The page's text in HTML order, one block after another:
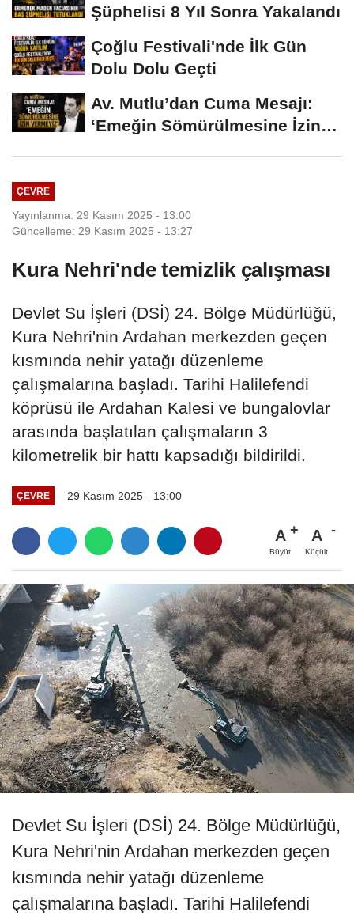
Şüphelisi 8 Yıl Sonra Yakalandı
Çoğlu Festivali'nde İlk Gün
Dolu Dolu Geçti
Av. Mutlu’dan Cuma Mesajı:
‘Emeğin Sömürülmesine İzin
ÇEVRE
Yayınlanma: 29 Kasım 2025 - 13:00
Güncelleme: 29 Kasım 2025 - 13:27
Kura Nehri'nde temizlik çalışması
Devlet Su İşleri (DSİ) 24. Bölge Müdürlüğü,
Kura Nehri'nin Ardahan merkezden geçen
kısmında nehir yatağı düzenleme
çalışmalarına başladı. Tarihi Halilefendi
köprüsü ile Ardahan Kalesi ve bungalovlar
arasında başlatılan çalışmaların 3
kilometrelik bir hattı kapsadığı bildirildi.
ÇEVRE 29 Kasım 2025 - 13:00
A
Büyüt
A
Küçült
Devlet Su İşleri (DSİ) 24. Bölge Müdürlüğü,
Kura Nehri'nin Ardahan merkezden geçen
kısmında nehir yatağı düzenleme
çalışmalarına başladı. Tarihi Halilefendi